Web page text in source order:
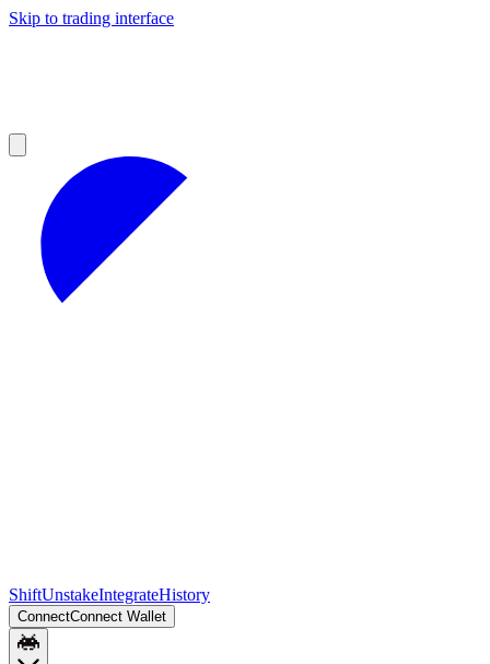
Skip to trading interface
ShiftUnstakeIntegrateHistory
ConnectConnect Wallet